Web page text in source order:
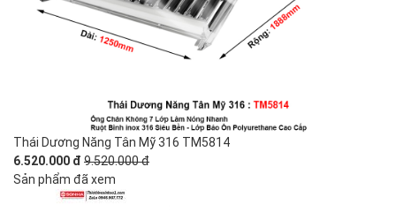
Thái Dương Năng Tân Mỹ 316 TM5814
6.520.000 đ 9.520.000 đ
Sản phẩm đã xem